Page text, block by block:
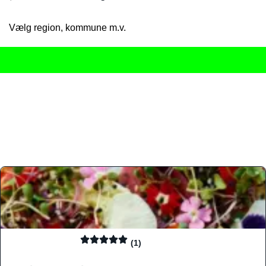
Vælg region, kommune m.v.
(1)